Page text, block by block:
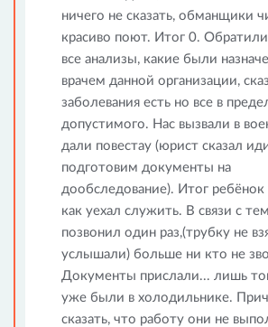
ничего не сказать, обманщики
красиво поют. Итог 0.
все анализы, какие были
врачем данной организации,
заболевания есть но все в
допустимого. Нас вызвали в
дали повестау (юрист сказал
подготовим документы на
дообследование). Итог
как уехал служить. В связи с
позвонил один раз,(трубку не
услышали) больше ни кто не
Документы прислали... лишь
уже были в холодильнике.
сказать, что работу они не